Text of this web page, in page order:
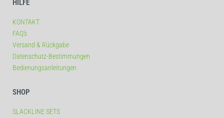
HILFE
KONTAKT
FAQ’s
Versand & Rückgabe
Datenschutz-Bestimmungen
Bedienungsanleitungen
SHOP
SLACKLINE SETS